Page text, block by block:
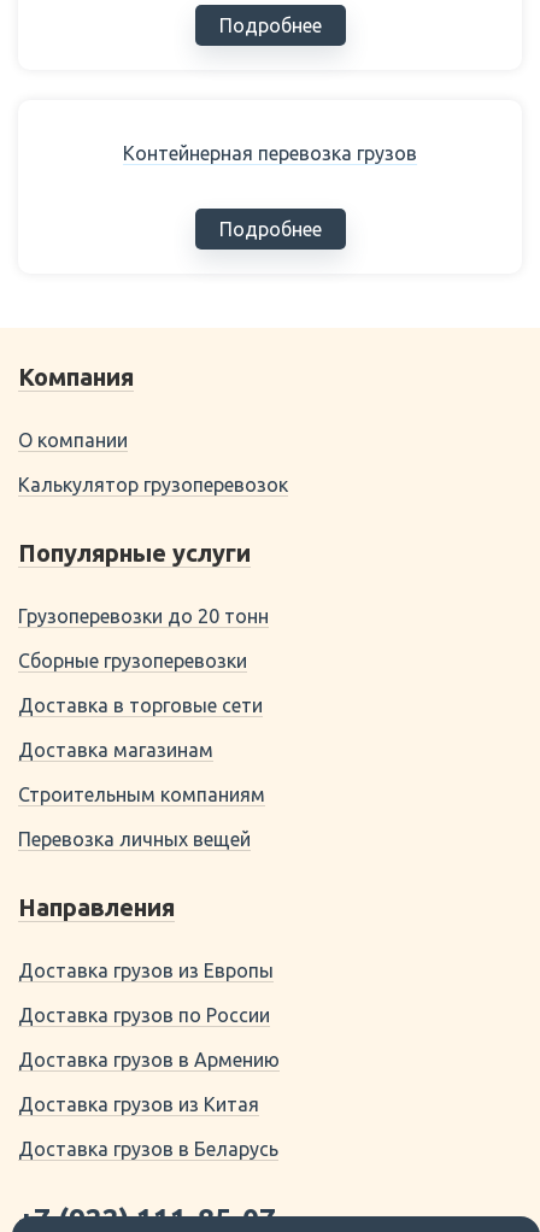
Подробнее
Контейнерная перевозка грузов
Подробнее
Компания
О компании
Калькулятор грузоперевозок
Популярные услуги
Грузоперевозки до 20 тонн
Сборные грузоперевозки
Доставка в торговые сети
Доставка магазинам
Строительным компаниям
Перевозка личных вещей
Направления
Доставка грузов из Европы
Доставка грузов по России
Доставка грузов в Армению
Доставка грузов из Китая
Доставка грузов в Беларусь
+7 (922) 111-85-07